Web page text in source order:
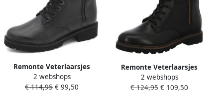
Remonte Veterlaarsjes
blokhak laarsjes
veterschoenen flats in used
2 webshops
€ 114,95 € 99,50
Remonte Veterlaarsjes
Veterboots casual-
enkellaarsjes blokhak met
2 webshops
€ 124,95 € 109,50